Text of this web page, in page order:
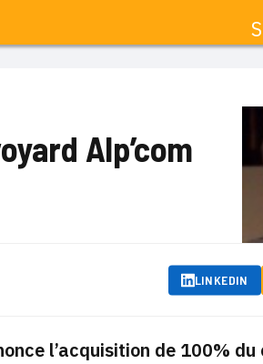
Alp’com
LINKEDIN
l’acquisition de 100%